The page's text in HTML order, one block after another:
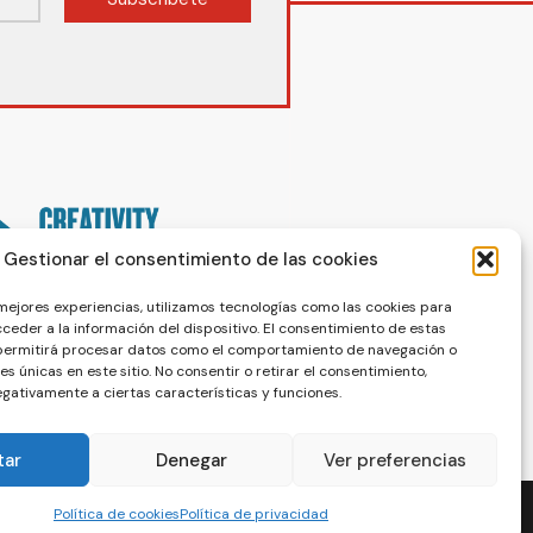
Gestionar el consentimiento de las cookies
experiencias, utilizamos tecnologías como las cookies para
a la información del dispositivo. El consentimiento de estas
procesar datos como el comportamiento de navegación o
únicas en este sitio. No consentir o retirar el consentimiento,
a ciertas características y funciones.
Denegar Ver preferencias
Política de cookiesPolítica de privacidad